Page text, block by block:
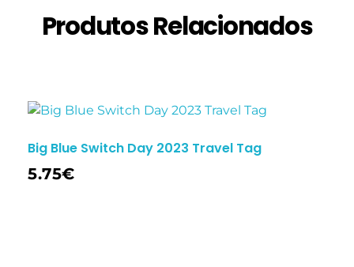
Produtos Relacionados
Big Blue Switch Day 2023 Travel Tag
5.75€